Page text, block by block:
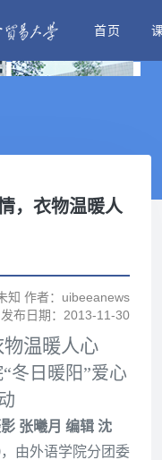
首页
，衣物温暖人
知 作者：uibeeanews
发布日期：2013-11-30
温暖人心
日暖阳”爱心
张曦月 编辑 沈
由外语学院分团委